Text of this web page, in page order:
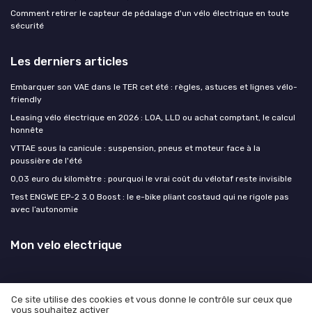
Comment retirer le capteur de pédalage d'un vélo électrique en toute
sécurité
Les derniers articles
Embarquer son VAE dans le TER cet été : règles, astuces et lignes vélo-
friendly
Leasing vélo électrique en 2026 : LOA, LLD ou achat comptant, le calcul
honnête
VTTAE sous la canicule : suspension, pneus et moteur face à la
poussière de l'été
0,03 euro du kilomètre : pourquoi le vrai coût du vélotaf reste invisible
Test ENGWE EP-2 3.0 Boost : le e-bike pliant costaud qui ne rigole pas
avec l’autonomie
Mon velo electrique
Ce site utilise des cookies et vous donne le contrôle sur ceux que
vous souhaitez activer